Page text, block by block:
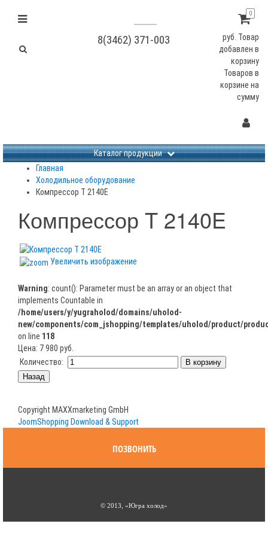
8(3462) 371-003
0
руб. Товар
добавлен в
корзину
Товаров в
корзине на
сумму
Не заданы изображения Каталог продукции
Главная
Холодильное оборудование
Компрессор T 2140E
Компрессор T 2140E
Увеличить изображение
Warning: count(): Parameter must be an array or an object that
implements Countable in
/home/users/y/yugraholod/domains/uholod-
new/components/com_jshopping/templates/uholod/product/
on line 118
Цена: 7 980 руб.
Количество:
Copyright MAXXmarketing GmbH
JoomShopping Download & Support
ПОЗВОНИТЬ
© 2013, «Югра холод»